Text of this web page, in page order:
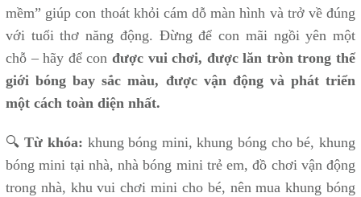
mềm” giúp con thoát khỏi cám dỗ màn hình và trở về đúng
với tuổi thơ năng động. Đừng để con mãi ngồi yên một
chỗ – hãy để con được vui chơi, được lăn tròn trong thế
giới bóng bay sắc màu, được vận động và phát triển
một cách toàn diện nhất.
🔍Từ khóa: khung bóng mini, khung bóng cho bé, khung
bóng mini tại nhà, nhà bóng mini trẻ em, đồ chơi vận động
trong nhà, khu vui chơi mini cho bé, nên mua khung bóng